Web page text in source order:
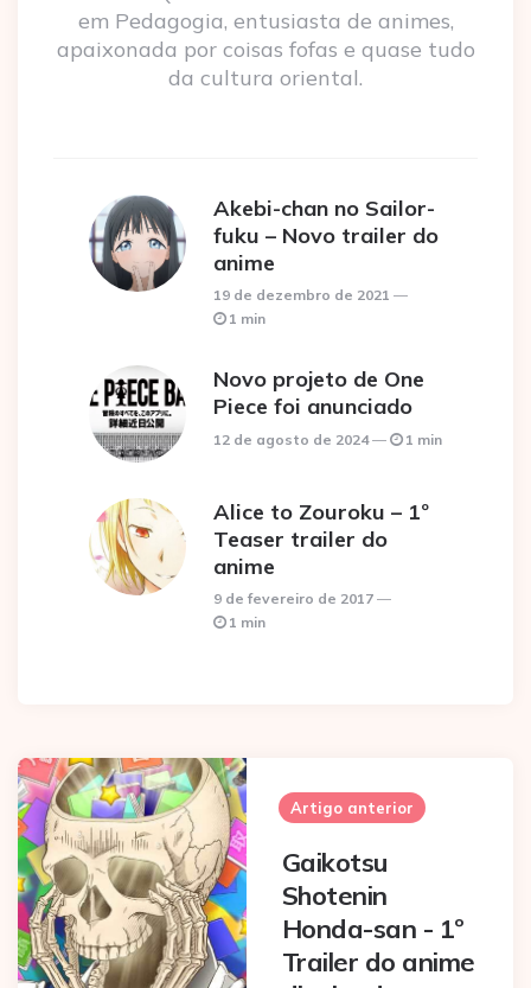
em Pedagogia, entusiasta de animes,
apaixonada por coisas fofas e quase tudo
da cultura oriental.
Akebi-chan no Sailor-
fuku – Novo trailer do
anime
19 de dezembro de 2021
1 min
Novo projeto de One
Piece foi anunciado
12 de agosto de 2024 1 min
Alice to Zouroku – 1º
Teaser trailer do
anime
9 de fevereiro de 2017
1 min
Post
navigation
Artigo anterior
Gaikotsu
Shotenin
Honda-san - 1º
Trailer do anime